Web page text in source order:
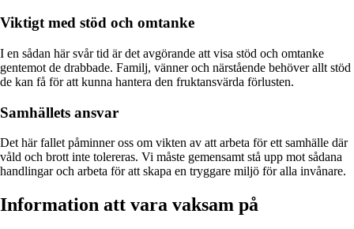
Viktigt med stöd och omtanke
I en sådan här svår tid är det avgörande att visa stöd och omtanke
gentemot de drabbade. Familj, vänner och närstående behöver allt stöd
de kan få för att kunna hantera den fruktansvärda förlusten.
Samhällets ansvar
Det här fallet påminner oss om vikten av att arbeta för ett samhälle där
våld och brott inte tolereras. Vi måste gemensamt stå upp mot sådana
handlingar och arbeta för att skapa en tryggare miljö för alla invånare.
Information att vara vaksam på